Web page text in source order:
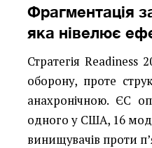
Фрагментація
яка нівелює
Стратегія Readiness
оборону, проте
анахронічною. ЄС
одного у США, 16
винищувачів проти